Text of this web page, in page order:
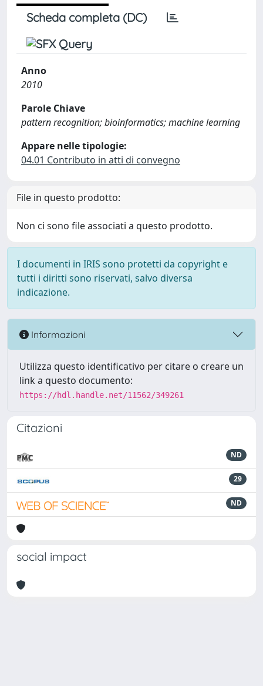
Scheda completa (DC)
Anno
2010
Parole Chiave
pattern recognition; bioinformatics; machine learning
Appare nelle tipologie:
04.01 Contributo in atti di convegno
File in questo prodotto:
Non ci sono file associati a questo prodotto.
I documenti in IRIS sono protetti da copyright e
tutti i diritti sono riservati, salvo diversa
indicazione.
Informazioni
Utilizza questo identificativo per citare o creare un
link a questo documento:
https://hdl.handle.net/11562/349261
Citazioni
ND
29
ND
social impact